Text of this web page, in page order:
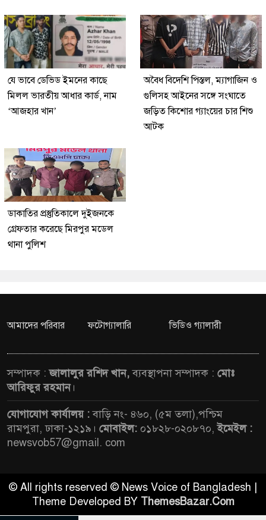
যে ভাবে ডেভিড ইমনের কাছে
মিলল ভারতীয় আধার কার্ড, নাম
‘আজহার খান’
অবৈধ বিদেশি পিস্তল, ম্যাগাজিন ও
গুলিসহ আইনের সঙ্গে সংঘাতে
জড়িত কিশোর গ্যাংয়ের চার শিশু
আটক
ডাকাতির প্রস্তুতিকালে দুইজনকে
গ্রেফতার করেছে মিরপুর মডেল
থানা পুলিশ
আমাদের পরিবার ফটোগ্যালারি ভিডিও গ্যালারী
সম্পাদক :জালালুর রশিদ খান,ব্যবস্থাপনা সম্পাদক : মোঃ
আরিফুর রহমান।
যোগাযোগ কার্যালয় :বাড়ি নং- ৪৬০, (৫ম তলা),পশ্চিম
রামপুরা, ঢাকা-১২১৯। মোবাইল: ০১৮২৮-০২০৮৭০,ইমেইল :
newsvob57@gmail. com
© All rights reserved © News Voice of Bangladesh |
Theme Developed BY ThemesBazar.Com